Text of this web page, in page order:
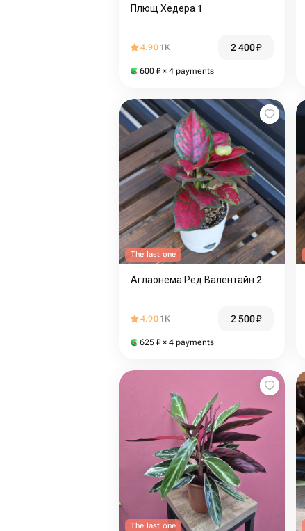
Плющ Хедера 1
4.90 1K 2 400₽
600 ₽ × 4 payments
The last one
Аглаонема Ред Валентайн 2
4.90 1K 2 500₽
625 ₽ × 4 payments
The last one